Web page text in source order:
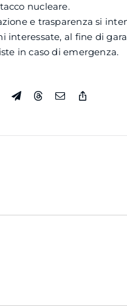
nucleare.
e trasparenza si
interessate, al fine di
in caso di emergenza.